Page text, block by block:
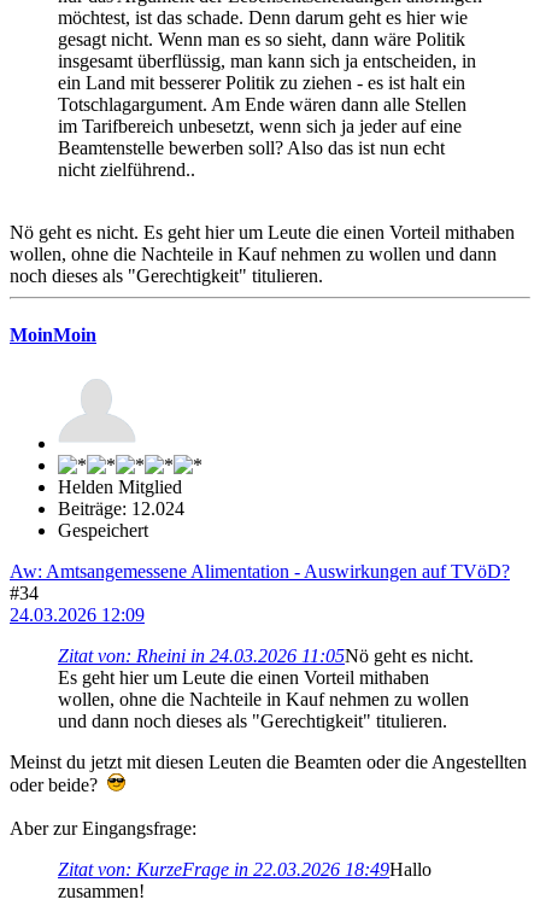
möchtest, ist das schade. Denn darum geht es hier wie
gesagt nicht. Wenn man es so sieht, dann wäre Politik
insgesamt überflüssig, man kann sich ja entscheiden, in
ein Land mit besserer Politik zu ziehen - es ist halt ein
Totschlagargument. Am Ende wären dann alle Stellen
im Tarifbereich unbesetzt, wenn sich ja jeder auf eine
Beamtenstelle bewerben soll? Also das ist nun echt
nicht zielführend..
Nö geht es nicht. Es geht hier um Leute die einen Vorteil mithaben
wollen, ohne die Nachteile in Kauf nehmen zu wollen und dann
noch dieses als "Gerechtigkeit" titulieren.
MoinMoin
Helden Mitglied
Beiträge: 12.024
Gespeichert
Aw: Amtsangemessene Alimentation - Auswirkungen auf TVöD?
#34
24.03.2026 12:09
Zitat von: Rheini in 24.03.2026 11:05Nö geht es nicht.
Es geht hier um Leute die einen Vorteil mithaben
wollen, ohne die Nachteile in Kauf nehmen zu wollen
und dann noch dieses als "Gerechtigkeit" titulieren.
Meinst du jetzt mit diesen Leuten die Beamten oder die Angestellten
oder beide?
Aber zur Eingangsfrage:
Zitat von: KurzeFrage in 22.03.2026 18:49Hallo
zusammen!